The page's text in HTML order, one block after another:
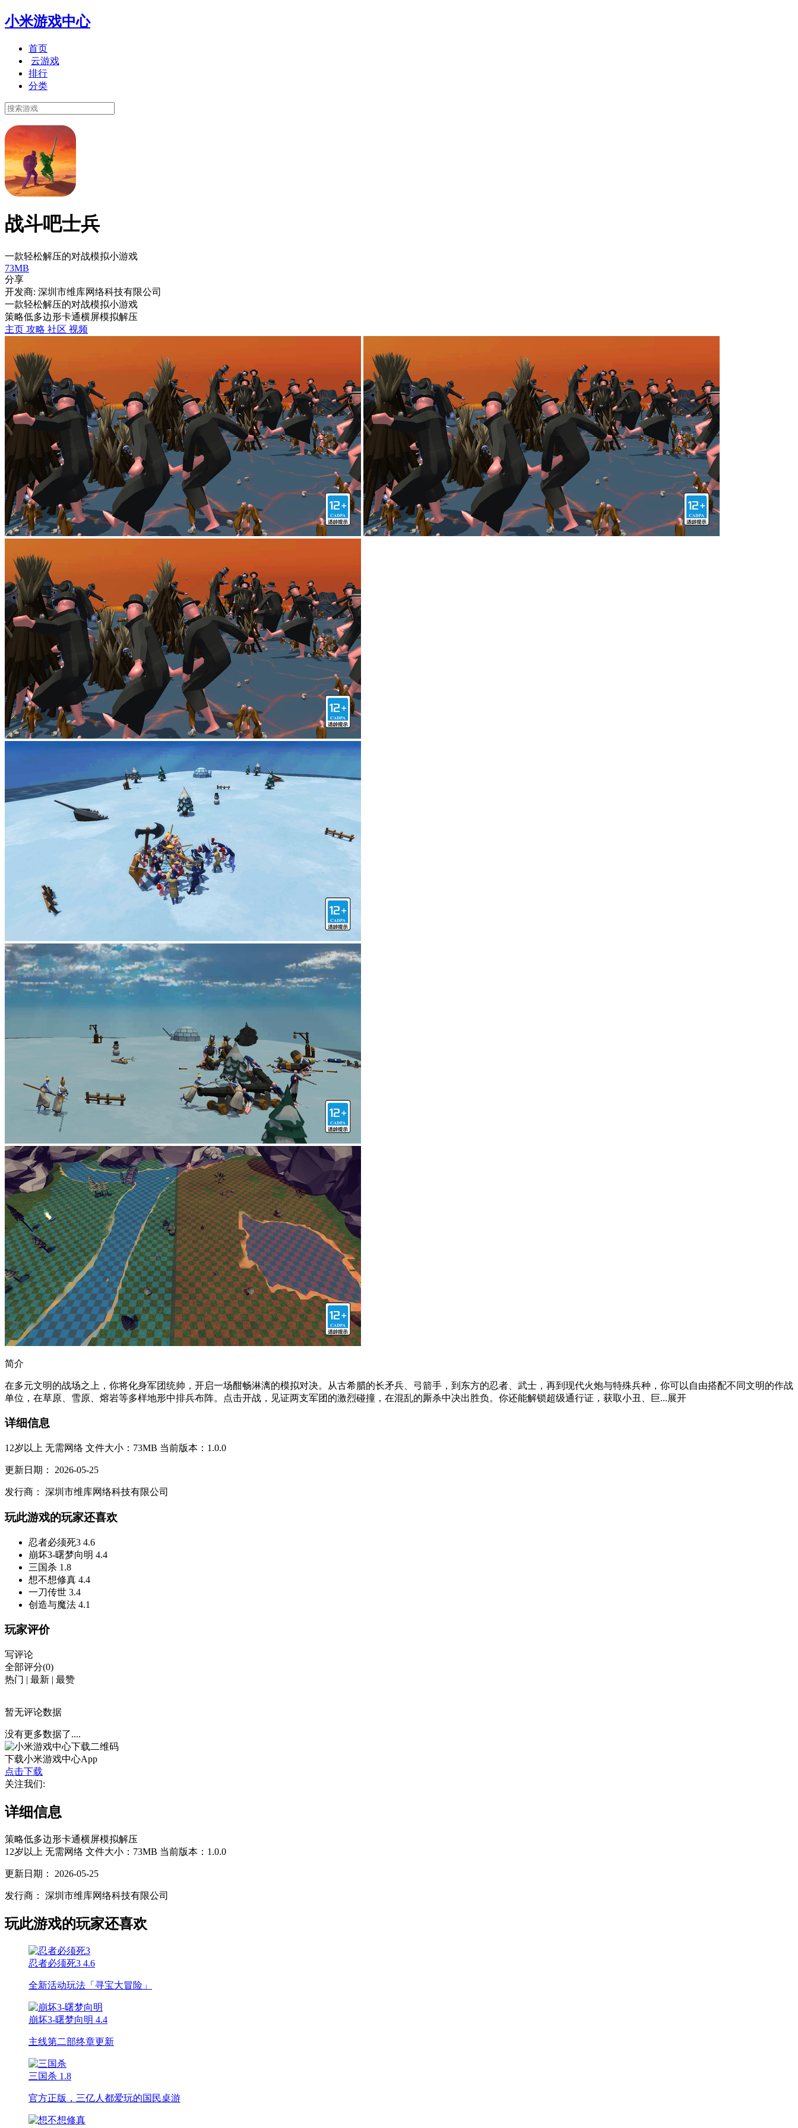
小米游戏中心
首页
云游戏
排行
分类
战斗吧士兵
一款轻松解压的对战模拟小游戏
73MB
分享
开发商: 深圳市维库网络科技有限公司
一款轻松解压的对战模拟小游戏
策略低多边形卡通横屏模拟解压
主页 攻略 社区 视频
简介
在多元文明的战场之上，你将化身军团统帅，开启一场酣畅淋漓的模拟对决。从古希腊的长矛兵、弓箭手，到东方的忍者、武士，再到现代火炮与特殊兵种，你可以自由搭配不同文明的作战
单位，在草原、雪原、熔岩等多样地形中排兵布阵。点击开战，见证两支军团的激烈碰撞，在混乱的厮杀中决出胜负。你还能解锁超级通行证，获取小丑、巨...展开
详细信息
12岁以上 无需网络 文件大小：73MB 当前版本：1.0.0
更新日期： 2026-05-25
发行商： 深圳市维库网络科技有限公司
玩此游戏的玩家还喜欢
忍者必须死3 4.6
崩坏3-曙梦向明 4.4
三国杀 1.8
想不想修真 4.4
一刀传世 3.4
创造与魔法 4.1
玩家评价
写评论
全部评分(0)
热门 | 最新 | 最赞
暂无评论数据
没有更多数据了....
下载小米游戏中心App
点击下载
关注我们:
详细信息
策略低多边形卡通横屏模拟解压
12岁以上 无需网络 文件大小：73MB 当前版本：1.0.0
更新日期： 2026-05-25
发行商： 深圳市维库网络科技有限公司
玩此游戏的玩家还喜欢
忍者必须死3 4.6
全新活动玩法「寻宝大冒险」
崩坏3-曙梦向明 4.4
主线第二部终章更新
三国杀 1.8
官方正版，三亿人都爱玩的国民桌游